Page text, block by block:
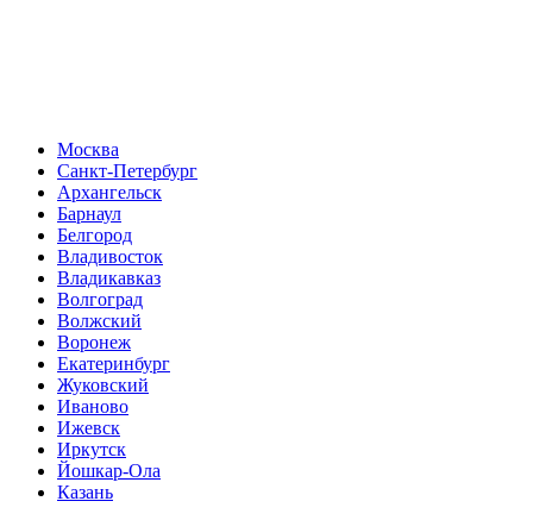
Москва
Санкт-Петербург
Архангельск
Барнаул
Белгород
Владивосток
Владикавказ
Волгоград
Волжский
Воронеж
Екатеринбург
Жуковский
Иваново
Ижевск
Иркутск
Йошкар-Ола
Казань